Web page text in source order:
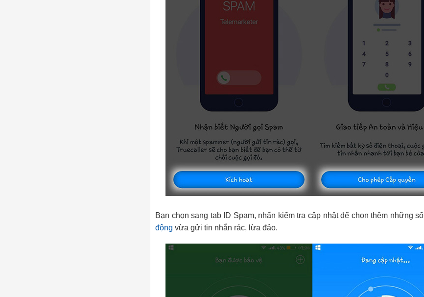
Bạn chọn sang tab ID Spam, nhấn kiếm tra cập nhật để chọn thêm những số
động vừa gửi tin nhắn rác, lừa đảo.